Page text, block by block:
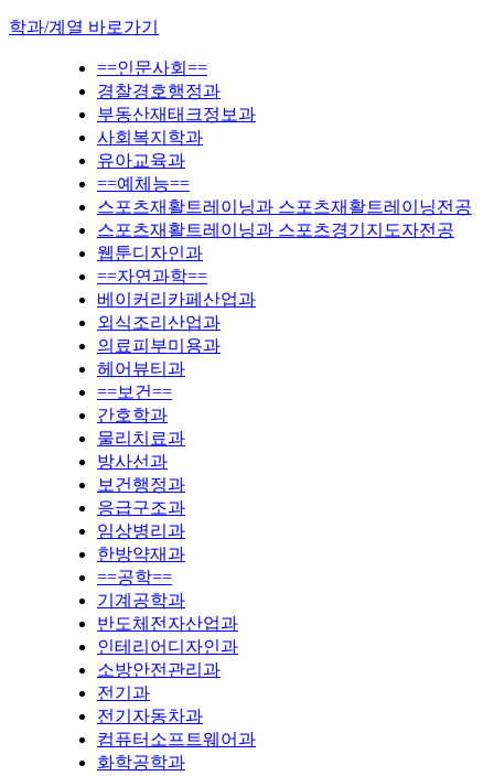
학과/계열 바로가기
==인문사회==
경찰경호행정과
부동산재태크정보과
사회복지학과
유아교육과
==예체능==
스포츠재활트레이닝과 스포츠재활트레이닝전공
스포츠재활트레이닝과 스포츠경기지도자전공
웹툰디자인과
==자연과학==
베이커리카페산업과
외식조리산업과
의료피부미용과
헤어뷰티과
==보건==
간호학과
물리치료과
방사선과
보건행정과
응급구조과
임상병리과
한방약재과
==공학==
기계공학과
반도체전자산업과
인테리어디자인과
소방안전관리과
전기과
전기자동차과
컴퓨터소프트웨어과
화학공학과